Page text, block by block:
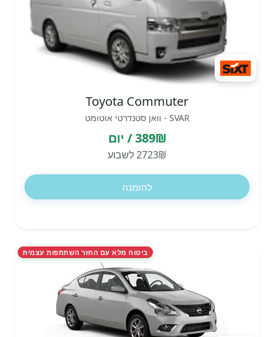
Toyota Commuter
SVAR - וואן סטנדרטי אוטומט
389₪ / יום
2723₪ לשבוע
להזמנה
ביטוח מלא עם החזר השתתפות עצמית